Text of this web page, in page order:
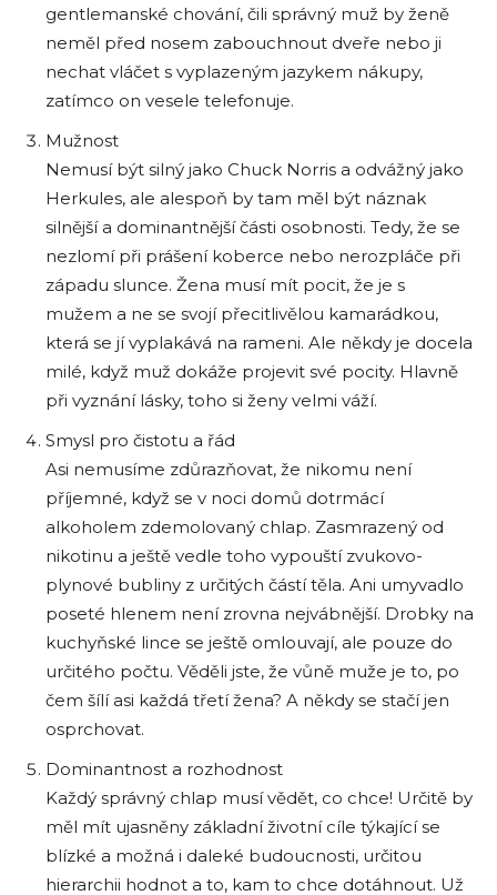
gentlemanské chování, čili správný muž by ženě
neměl před nosem zabouchnout dveře nebo ji
nechat vláčet s vyplazeným jazykem nákupy,
zatímco on vesele telefonuje.
Mužnost
Nemusí být silný jako Chuck Norris a odvážný jako
Herkules, ale alespoň by tam měl být náznak
silnější a dominantnější části osobnosti. Tedy, že se
nezlomí při prášení koberce nebo nerozpláče při
západu slunce. Žena musí mít pocit, že je s
mužem a ne se svojí přecitlivělou kamarádkou,
která se jí vyplakává na rameni. Ale někdy je docela
milé, když muž dokáže projevit své pocity. Hlavně
při vyznání lásky, toho si ženy velmi váží.
Smysl pro čistotu a řád
Asi nemusíme zdůrazňovat, že nikomu není
příjemné, když se v noci domů dotrmácí
alkoholem zdemolovaný chlap. Zasmrazený od
nikotinu a ještě vedle toho vypouští zvukovo-
plynové bubliny z určitých částí těla. Ani umyvadlo
poseté hlenem není zrovna nejvábnější. Drobky na
kuchyňské lince se ještě omlouvají, ale pouze do
určitého počtu. Věděli jste, že vůně muže je to, po
čem šílí asi každá třetí žena? A někdy se stačí jen
osprchovat.
Dominantnost a rozhodnost
Každý správný chlap musí vědět, co chce! Určitě by
měl mít ujasněny základní životní cíle týkající se
blízké a možná i daleké budoucnosti, určitou
hierarchii hodnot a to, kam to chce dotáhnout. Už